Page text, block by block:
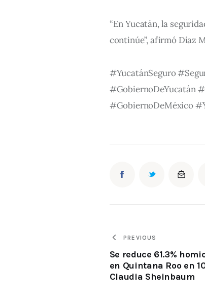
“En Yucatán, la
continúe”, afirmó Díaz
#YucatánSeguro
#GobiernoDeYucatán
#GobiernoDeMéxico
PREVIOUS
Se reduce 61.3%
en Quintana Roo en
Claudia Sheinbaum